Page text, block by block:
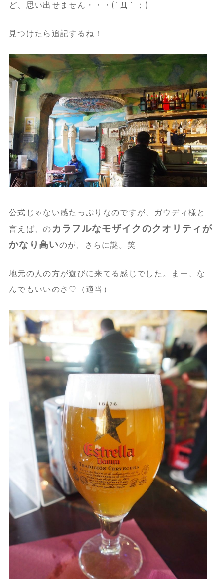
ど、思い出せません・・・(´Д｀；)
見つけたら追記するね！
公式じゃない感たっぷりなのですが、ガウディ様と
言えば、の カラフルなモザイクのクオリティが
かなり高いのが、さらに謎。笑
地元の人の方が遊びに来てる感じでした。まー、な
んでもいいのさ♡（適当）